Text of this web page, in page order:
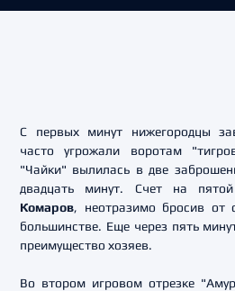
С первых минут нижегородцы
часто угрожали воротам
"Чайки" вылилась в две
двадцать минут. Счет на
Комаров, неотразимо бросив от
большинстве. Еще через пять
преимущество хозяев.
Во втором игровом отрезке